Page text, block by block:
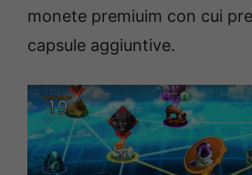
monete premiuim con cui
capsule aggiuntive.